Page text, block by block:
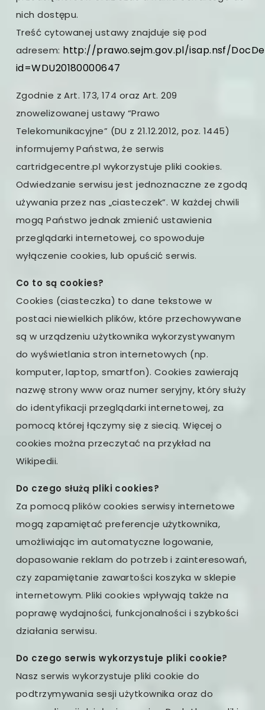
nich dostępu.
Treść cytowanej ustawy znajduje się pod
adresem: http://prawo.sejm.gov.pl/isap.nsf/
id=WDU20180000647
Zgodnie z Art. 173, 174 oraz Art. 209
znowelizowanej ustawy “Prawo
Telekomunikacyjne” (DU z 21.12.2012, poz. 1445)
informujemy Państwa, że serwis
cartridgecentre.pl wykorzystuje pliki cookies.
Odwiedzanie serwisu jest jednoznaczne ze zgodą
używania przez nas „ciasteczek”. W każdej chwili
mogą Państwo jednak zmienić ustawienia
przeglądarki internetowej, co spowoduje
wyłączenie cookies, lub opuścić serwis.
Co to są cookies?
Cookies (ciasteczka) to dane tekstowe w
postaci niewielkich plików, które przechowywane
są w urządzeniu użytkownika wykorzystywanym
do wyświetlania stron internetowych (np.
komputer, laptop, smartfon). Cookies zawierają
nazwę strony www oraz numer seryjny, który służy
do identyfikacji przeglądarki internetowej, za
pomocą której łączymy się z siecią. Więcej o
cookies można przeczytać na przykład na
Wikipedii.
Do czego służą pliki cookies?
Za pomocą plików cookies serwisy internetowe
mogą zapamiętać preferencje użytkownika,
umożliwiając im automatyczne logowanie,
dopasowanie reklam do potrzeb i zainteresowań,
czy zapamiętanie zawartości koszyka w sklepie
internetowym. Pliki cookies wpływają także na
poprawę wydajności, funkcjonalności i szybkości
działania serwisu.
Do czego serwis wykorzystuje pliki cookie?
Nasz serwis wykorzystuje pliki cookie do
podtrzymywania sesji użytkownika oraz do